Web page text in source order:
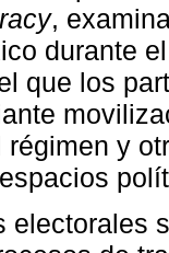
,
durante
que los
régimen y
electorales